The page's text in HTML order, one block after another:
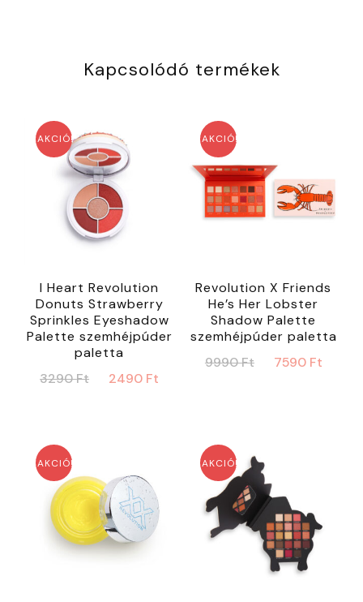
Kapcsolódó termékek
AKCIÓ!
I Heart Revolution
Donuts Strawberry
Sprinkles Eyeshadow
Palette szemhéjpúder
paletta
3290Ft
Original
2490 Ft
AKCIÓ!
Revolution X Friends
He’s Her Lobster
Shadow Palette
szemhéjpúder paletta
9990Ft
Original
7590 Ft
AKCIÓ! AKCIÓ!